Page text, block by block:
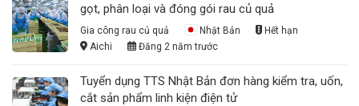
gọt, phân loại và đóng gói rau củ quả
Gia công rau củ quả Nhật Bản
Hết hạn
Aichi
Đăng 2 năm trước
Tuyển dụng TTS Nhật Bản đơn hàng kiểm tra, uốn,
cắt sản phẩm linh kiện điện tử